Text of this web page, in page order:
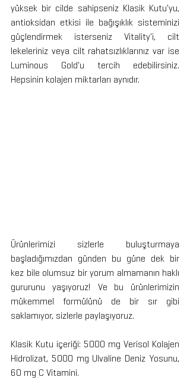
yüksek bir cilde sahipseniz Klasik Kutu'yu,
antioksidan etkisi ile bağışıklık sisteminizi
güçlendirmek isterseniz Vitality'i, cilt
lekeleriniz veya cilt rahatsızlıklarınız var ise
Luminous Gold'u tercih edebilirsiniz.
Hepsinin kolajen miktarları aynıdır.
Ürünlerimizi sizlerle buluşturmaya
başladığımızdan günden bu güne dek bir
kez bile olumsuz bir yorum almamanın haklı
gururunu yaşıyoruz! Ve bu ürünlerimizin
mükemmel formülünü de bir sır gibi
saklamıyor, sizlerle paylaşıyoruz.
Klasik Kutu içeriği: 5000 mg Verisol Kolajen
Hidrolizat, 5000 mg Ulvaline Deniz Yosunu,
60 mg C Vitamini.